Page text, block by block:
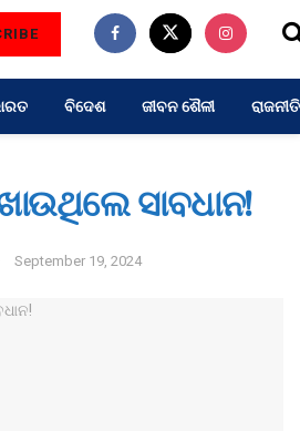
ବିଦେଶ ଜୀବନ ଶୈଳୀ ରାଜନୀତି
ସାବଧାନ!
September 19, 2024